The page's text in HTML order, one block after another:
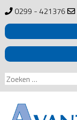
0299 - 421376
Zoeken
naar: